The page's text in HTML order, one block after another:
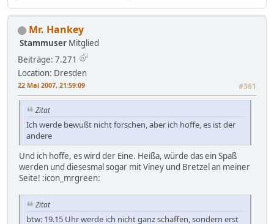
Mr. Hankey
Stammuser Mitglied
Beiträge: 7.271
Location: Dresden
22 Mai 2007, 21:59:09 #361
Zitat
Ich werde bewußt nicht forschen, aber ich hoffe, es ist der
andere
Und ich hoffe, es wird der Eine. Heißa, würde das ein Spaß
werden und diesesmal sogar mit Viney und Bretzel an meiner
Seite! :icon_mrgreen:
Zitat
btw: 19.15 Uhr werde ich nicht ganz schaffen, sondern erst